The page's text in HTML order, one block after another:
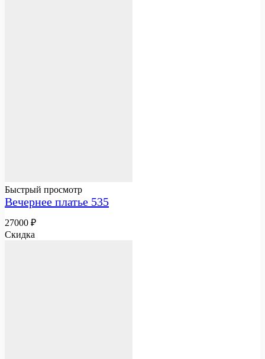
Быстрый просмотр
Вечернее платье 535
27000 ₽
Скидка